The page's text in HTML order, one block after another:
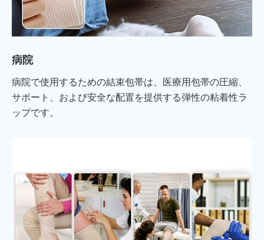
病院
病院で使用するための結束包帯は、医療用包帯の圧縮、
サポート、および安全な配置を提供する弾性の粘着性ラ
ップです。